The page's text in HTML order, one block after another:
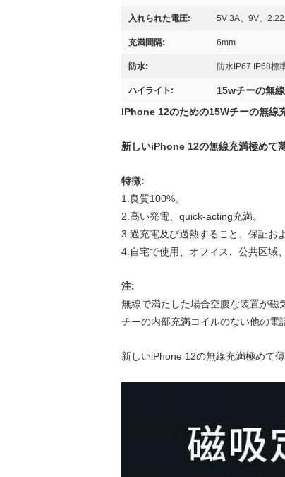
入れられた電圧: 5V 3A、9V、
充満間隔: 6mm
防水: 防水IP67 IP68標
ハイライト: 15wチーの無
IPhone 12のための15Wチーの無線
新しいiPhone 12の無線充満極めて
特徴:
1.良質100%。
2.高い発電、quick-acting充満。
3.過充電及び過熱すること、保証お
4.自宅で使用、オフィス、公共区域
注:
無線で満たした場合空腹な装置が磁
チーの内部充満コイルのない他の電
新しいiPhone 12の無線充満極めて